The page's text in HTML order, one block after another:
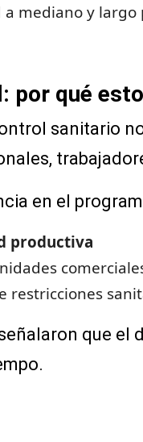
mediano y largo
por qué
sanitario
en el
productiva
restricciones
señalaron que